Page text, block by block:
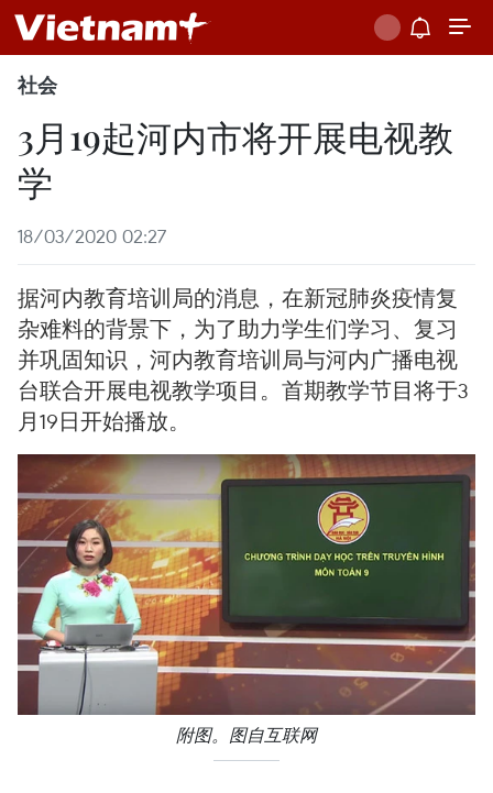
社会
3月19起河内市将开展电视教
学
18/03/2020 02:27
据河内教育培训局的消息，在新冠肺炎疫情复
杂难料的背景下，为了助力学生们学习、复习
并巩固知识，河内教育培训局与河内广播电视
台联合开展电视教学项目。首期教学节目将于3
月19日开始播放。
附图。图自互联网